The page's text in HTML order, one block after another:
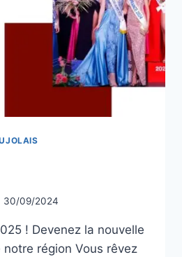
30/09/2024
! Devenez la nouvelle
région Vous rêvez